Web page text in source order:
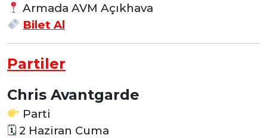
Armada AVM Açıkhava
Bilet Al
Partiler
Chris Avantgarde
Parti
🗓 2 Haziran Cuma